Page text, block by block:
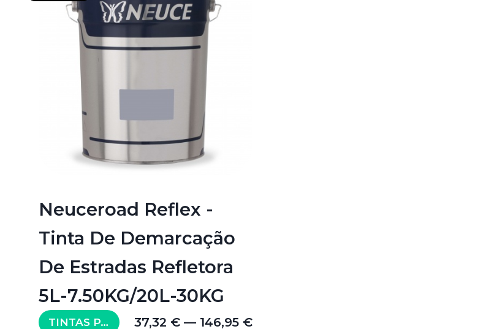
Neuceroad Reflex -
Tinta De Demarcação
De Estradas Refletora
5L-7.50KG/20L-30KG
TINTAS PARA PAVIMENTO 37,32 € — 146,95 €